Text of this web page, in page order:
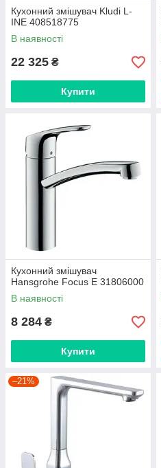
Кухонний змішувач Kludi L-
INE 408518775
В наявності
22 325 ₴
Купити
Кухонний змішувач
Hansgrohe Focus E 31806000
В наявності
8 284 ₴
Купити
–21%